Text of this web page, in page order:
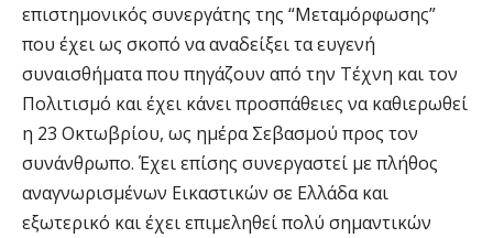
επιστημονικός συνεργάτης της “Μεταμόρφωσης”
που έχει ως σκοπό να αναδείξει τα ευγενή
συναισθήματα που πηγάζουν από την Τέχνη και τον
Πολιτισμό και έχει κάνει προσπάθειες να καθιερωθεί
η 23 Οκτωβρίου, ως ημέρα Σεβασμού προς τον
συνάνθρωπο. Έχει επίσης συνεργαστεί με πλήθος
αναγνωρισμένων Εικαστικών σε Ελλάδα και
εξωτερικό και έχει επιμεληθεί πολύ σημαντικών